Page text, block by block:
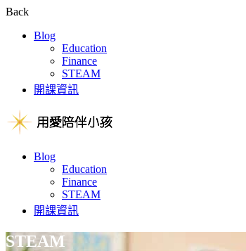
Back
Blog
Education
Finance
STEAM
開課資訊
Blog
Education
Finance
STEAM
開課資訊
STEAM